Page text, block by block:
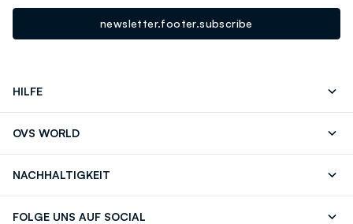
newsletter.footer.subscribe
HILFE
Bestellung/Rücksendung
OVS WORLD
NACHHALTIGKEIT
FOLGE UNS AUF SOCIAL